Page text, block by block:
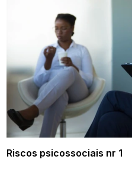
Riscos psicossociais nr 1